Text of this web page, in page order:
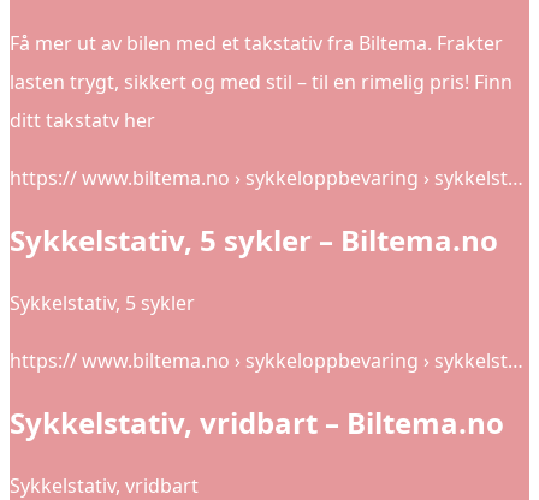
Få mer ut av bilen med et takstativ fra Biltema. Frakter
lasten trygt, sikkert og med stil – til en rimelig pris! Finn
ditt takstatv her
https:// www.biltema.no › sykkeloppbevaring › sykkelst…
Sykkelstativ, 5 sykler – Biltema.no
Sykkelstativ, 5 sykler
https:// www.biltema.no › sykkeloppbevaring › sykkelst…
Sykkelstativ, vridbart – Biltema.no
Sykkelstativ, vridbart